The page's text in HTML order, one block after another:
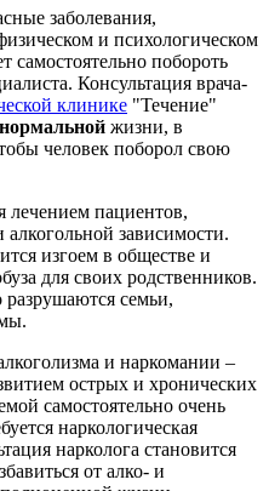
заболевания,
и психологическом
самостоятельно побороть
Консультация врача-
клинике "Течение"
нормальной жизни, в
человек поборол свою
лечением пациентов,
зависимости.
изгоем в обществе и
для своих родственников.
семьи,
и наркомании –
острых и хронических
самостоятельно очень
наркологическая
нарколога становится
от алко- и